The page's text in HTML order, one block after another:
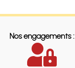
Nos engagements :